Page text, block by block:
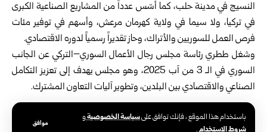
باستخدام هذا الموقع ، فإنك توافق علىسياسة الخصوصيةو
شروط الاستخدام.
موافق
النسيج في مدينة حلب، كما أسّس عدداً من المشاريع الصناعية الكبرى
في تركيا، ولا سيما في ولاية كهرمان مرعش، وأسهم في توفير مئات
فرص العمل للسوريين والأتراك، وحاز تقديراً رسمياً لدوره الاقتصادي.
وشغل ططري رئاسة مجلس رجال الأعمال السوري–التركي عن الجانب
السوري في الـ 3 من آب 2025، وهو مجلس يهدف إلى تعزيز التكامل
الصناعي والاقتصادي بين البلدين، وتطوير آليات التعاون المشترك.